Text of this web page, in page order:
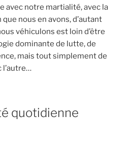
avec notre martialité, avec la
nous en avons, d’autant
véhiculons est loin d’être
dominante de lutte, de
mais tout simplement de
l’autre…
quotidienne